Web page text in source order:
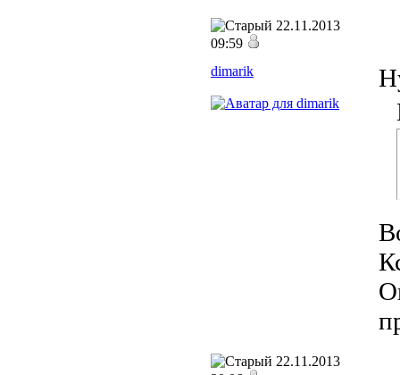
22.11.2013
09:59
dimarik
22.11.2013